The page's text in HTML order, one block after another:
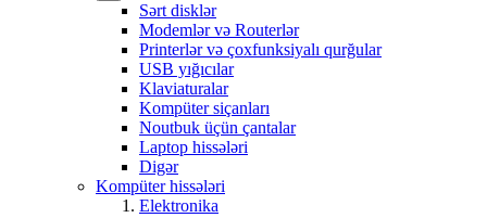
Sərt disklər
Modemlər və Routerlər
Printerlər və çoxfunksiyalı qurğular
USB yığıcılar
Klaviaturalar
Kompüter siçanları
Noutbuk üçün çantalar
Laptop hissələri
Digər
Kompüter hissələri
Elektronika